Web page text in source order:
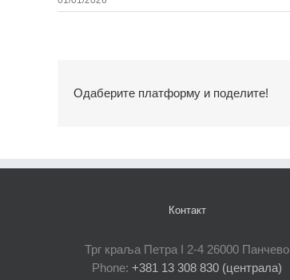
Одаберите платформу и поделите!
Контакт
Трг краља Петра I 2-4 26000 Панчево
Phone: +381 13 308 830 (централа)